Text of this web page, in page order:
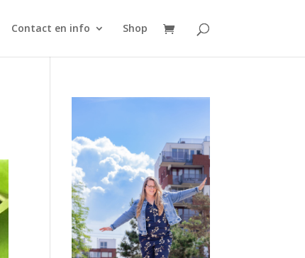
Contact en info Shop